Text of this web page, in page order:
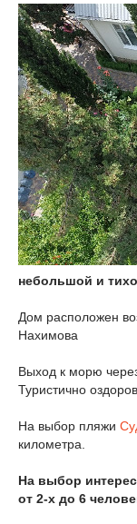
небольшой и
Дом расположен
Нахимова
Выход к морю
Туристично
На выбор пляжи
километра.
На выбор
от 2-х до 6